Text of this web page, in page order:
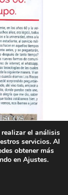
el análisis
servicios. Al
obtener más
en Ajustes.